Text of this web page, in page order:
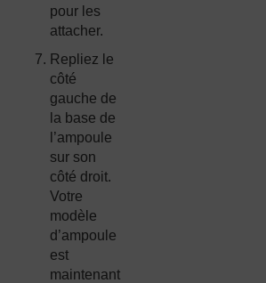
pour les
attacher.
Repliez le
côté
gauche de
la base de
l’ampoule
sur son
côté droit.
Votre
modèle
d’ampoule
est
maintenant